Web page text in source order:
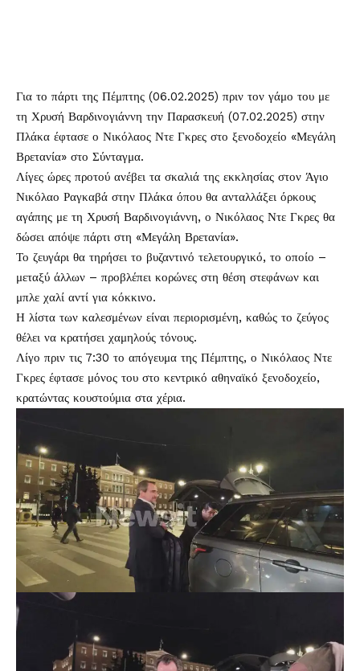
Για το πάρτι της Πέμπτης (06.02.2025) πριν τον γάμο του με
τη Χρυσή Βαρδινογιάννη την Παρασκευή (07.02.2025) στην
Πλάκα έφτασε ο Νικόλαος Ντε Γκρες στο ξενοδοχείο «Μεγάλη
Βρετανία» στο Σύνταγμα.
Λίγες ώρες προτού ανέβει τα σκαλιά της εκκλησίας στον Άγιο
Νικόλαο Ραγκαβά στην Πλάκα όπου θα ανταλλάξει όρκους
αγάπης με τη Χρυσή Βαρδινογιάννη, ο Νικόλαος Ντε Γκρες θα
δώσει απόψε πάρτι στη «Μεγάλη Βρετανία».
Το ζευγάρι θα τηρήσει το βυζαντινό τελετουργικό, το οποίο –
μεταξύ άλλων – προβλέπει κορώνες στη θέση στεφάνων και
μπλε χαλί αντί για κόκκινο.
Η λίστα των καλεσμένων είναι περιορισμένη, καθώς το ζεύγος
θέλει να κρατήσει χαμηλούς τόνους.
Λίγο πριν τις 7:30 το απόγευμα της Πέμπτης, ο Νικόλαος Ντε
Γκρες έφτασε μόνος του στο κεντρικό αθηναϊκό ξενοδοχείο,
κρατώντας κουστούμια στα χέρια.